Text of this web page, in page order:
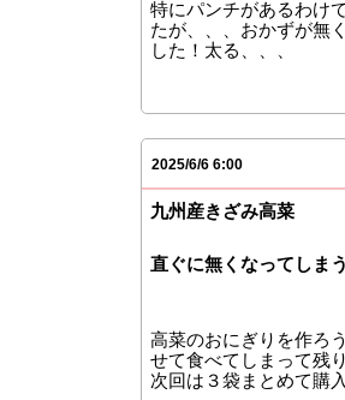
特にパンチがあるわけ
たが、、、おかずが無
した！太る、、、
2025/6/6 6:00
九州産きざみ高菜
直ぐに無くなってしま
高菜のおにぎりを作ろ
せて食べてしまって残
次回は３袋まとめて購